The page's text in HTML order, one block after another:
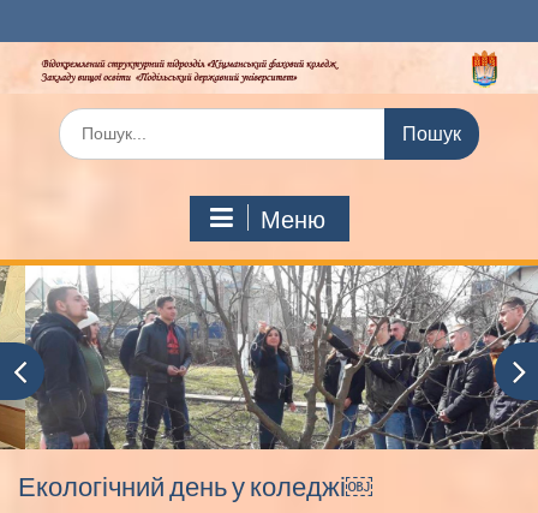
до
вмісту
Шукати:
Меню
Екологічний день у коледжі￼